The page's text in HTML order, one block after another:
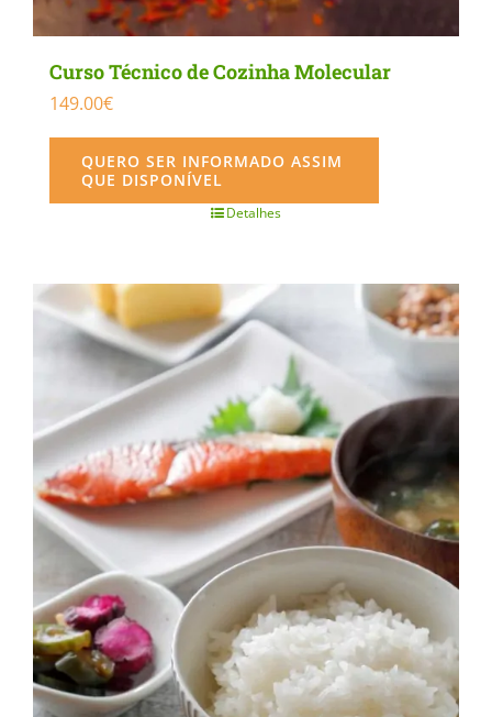
Curso Técnico de Cozinha Molecular
149.00€
QUERO SER INFORMADO ASSIM
QUE DISPONÍVEL
Detalhes